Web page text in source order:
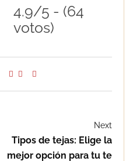
4.9/5 - (64
votos)
Next
Tipos de tejas: Elige la
mejor opción para tu te